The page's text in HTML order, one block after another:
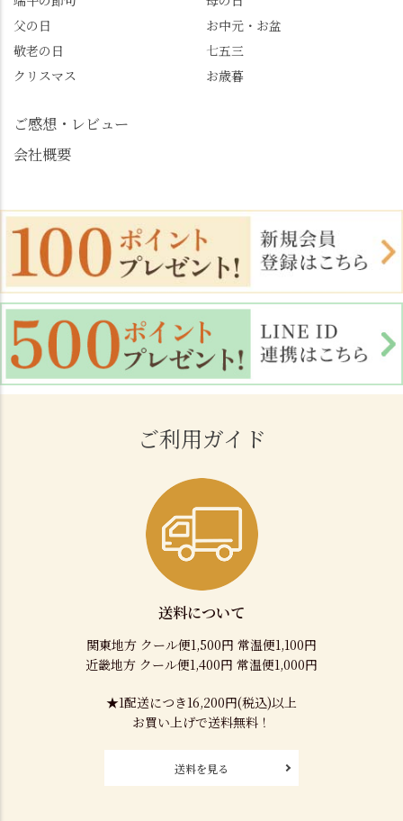
清竹 #なかの邸 #小倉山
荘 #京都観光 #西京区 #
大原野
父の日
お中元・お盆
敬老の日
七五三
クリスマス
お歳暮
ご感想・レビュー
会社概要
ご利用ガイド
送料について
関東地方 クール便1,500円 常温便1,100円
近畿地方 クール便1,400円 常温便1,000円
★1配送につき16,200円(税込)以上
お買い上げで送料無料！
送料を見る